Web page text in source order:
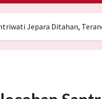
Jepara Ditahan,